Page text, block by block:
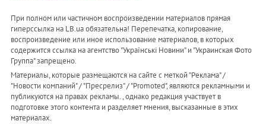
При полном или частичном воспроизведении материалов прямая
гиперссылка на LB.ua обязательна! Перепечатка, копирование,
воспроизведение или иное использование материалов, в которых
содержится ссылка на агентство "Українськi Новини" и "Украинская Фото
Группа" запрещено.
Материалы, которые размещаются на сайте с меткой "Реклама" /
"Новости компаний" / "Пресрелиз" / "Promoted", являются рекламными и
публикуются на правах рекламы. , однако редакция участвует в
подготовке этого контента и разделяет мнения, высказанные в этих
материалах.